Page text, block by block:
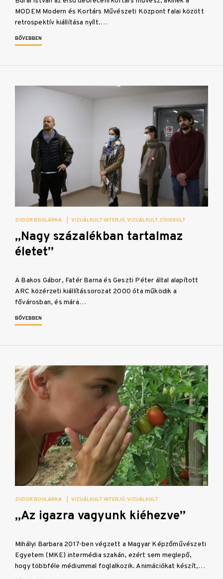
MODEM Modern és Kortárs Művészeti Központ falai között
retrospektív kiállítása nyílt.…
BŐVEBBEN
ZUDOR BOGLÁRKA VIZUÁLKULT INTERJÚ VIZUÁLKULT CÍVISKULT
„Nagy százalékban tartalmaz
életet”
A Bakos Gábor, Fatér Barna és Geszti Péter által alapított
ARC közérzeti kiállítássorozat 2000 óta működik a
fővárosban, és mára…
BŐVEBBEN
ZUDOR BOGLÁRKA VIZUÁLKULT INTERJÚ VIZUÁLKULT
„Az igazra vagyunk kiéhezve”
Mihályi Barbara 2017-ben végzett a Magyar Képzőművészeti
Egyetem (MKE) intermédia szakán, ezért sem meglepő,
hogy többféle médiummal foglalkozik. Animációkat készít,…